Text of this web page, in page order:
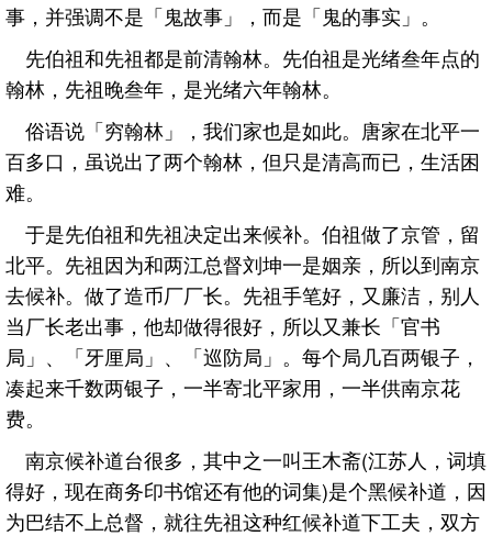
事，并强调不是「鬼故事」，而是「鬼的事实」。
先伯祖和先祖都是前清翰林。先伯祖是光绪叁年点的
翰林，先祖晚叁年，是光绪六年翰林。
俗语说「穷翰林」，我们家也是如此。唐家在北平一
百多口，虽说出了两个翰林，但只是清高而已，生活困
难。
于是先伯祖和先祖决定出来候补。伯祖做了京管，留
北平。先祖因为和两江总督刘坤一是姻亲，所以到南京
去候补。做了造币厂厂长。先祖手笔好，又廉洁，别人
当厂长老出事，他却做得很好，所以又兼长「官书
局」、「牙厘局」、「巡防局」。每个局几百两银子，
凑起来千数两银子，一半寄北平家用，一半供南京花
费。
南京候补道台很多，其中之一叫王木斋(江苏人，词填
得好，现在商务印书馆还有他的词集)是个黑候补道，因
为巴结不上总督，就往先祖这种红候补道下工夫，双方